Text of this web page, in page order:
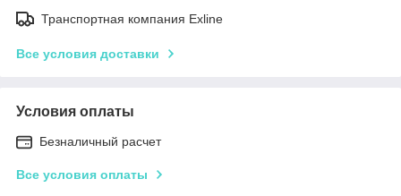
Транспортная компания Exline
Все условия доставки
Условия оплаты
Безналичный расчет
Все условия оплаты